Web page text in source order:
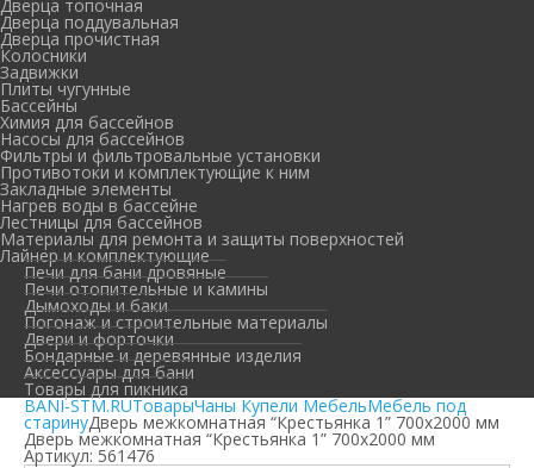
Дверца топочная
Дверца поддувальная
Дверца прочистная
Колосники
Задвижки
Плиты чугунные
Бассейны
Химия для бассейнов
Насосы для бассейнов
Фильтры и фильтровальные установки
Противотоки и комплектующие к ним
Закладные элементы
Нагрев воды в бассейне
Лестницы для бассейнов
Материалы для ремонта и защиты поверхностей
Лайнер и комплектующие
Печи для бани дровяные
Печи отопительные и камины
Дымоходы и баки
Погонаж и строительные материалы
Двери и форточки
Бондарные и деревянные изделия
Аксессуары для бани
Товары для пикника
BANI-STM.RUТоварыЧаны Купели МебельМебель под
старинуДверь межкомнатная “Крестьянка 1” 700х2000 мм
Дверь межкомнатная “Крестьянка 1” 700х2000 мм
Артикул: 561476